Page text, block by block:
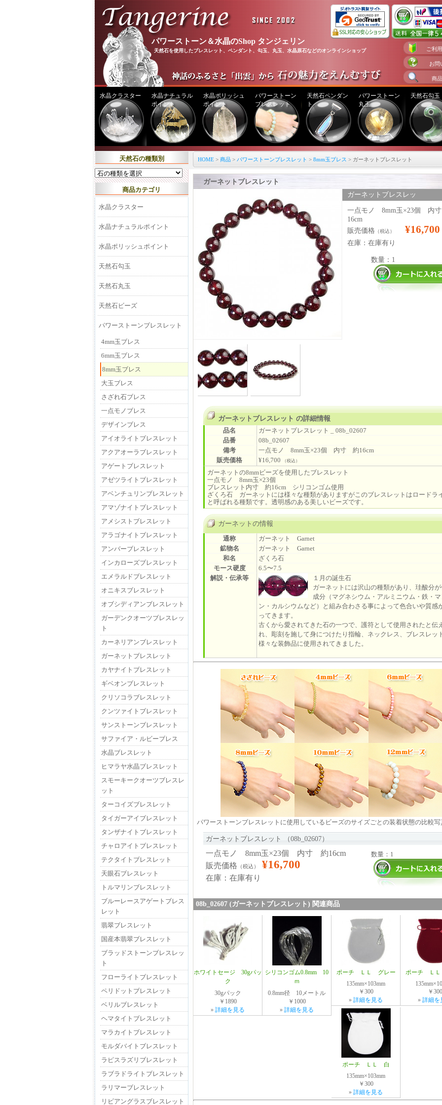
パワーストーン＆水晶のShop タンジェリン
天然石を使用したブレスレット、ペンダント、勾玉、丸玉、水晶原石などのオンラインショップ ご利
お問
商
水晶クラスター
水晶ナチュラル
ポイント
水晶ポリッシュ
ポイント
パワーストーン
ブレスレット
天然石ペンダン
ト
パワーストーン
丸玉
天然石勾玉
HOME > 商品 > パワーストーンブレスレット > 8mm玉ブレス > ガーネットブレスレット
ガーネットブレスレット
ガーネットブレスレッ
一点モノ 8mm玉×23個 内
16cm
販売価格 （税込） ¥16,700
在庫：在庫有り
数量：1
ガーネットブレスレット の詳細情報
品名
ガーネットブレスレット _ 08b_02607
品番
08b_02607
備考
一点モノ 8mm玉×23個 内寸 約16cm
販売価格
¥16,700 （税込）
ガーネットの8mmビーズを使用したブレスレット
一点モノ 8mm玉×23個
ブレスレット内寸 約16cm シリコンゴム使用
ざくろ石 ガーネットには様々な種類がありますがこのブレスレットはロードラ
と呼ばれる種類です。透明感のある美しいビーズです。
ガーネットの情報
通称
ガーネット Garnet
鉱物名
ガーネット Garnet
和名
ざくろ石
モース硬度
6.5〜7.5
解説・伝承等
１月の誕生石
ガーネットには沢山の種類があり、珪酸分
成分（マグネシウム・アルミニウム・鉄・
ン・カルシウムなど）と組み合わさる事によって色合いや質感
ってきます。
古くから愛されてきた石の一つで、護符として使用されたと伝
れ、彫刻を施して身につけたり指輪、ネックレス、ブレスレッ
様々な装飾品に使用されてきました。
パワーストーンブレスレットに使用しているビーズのサイズごとの装着状態の比較
ガーネットブレスレット （08b_02607）
数量：1
一点モノ 8mm玉×23個 内寸 約16cm
販売価格 （税込） ¥16,700
在庫：在庫有り
08b_02607 (ガーネットブレスレット) 関連商品
ホワイトセージ 30gパッ
ク
30gパック
￥1890
» 詳細を見る
シリコンゴム0.8mm 10
ｍ
0.8mm径 10メートル
￥1000
» 詳細を見る
ポーチ ＬＬ グレー
135mm×103mm
￥300
» 詳細を見る
ポーチ Ｌ
￥300
» 詳細を
ポーチ ＬＬ 白
135mm×103mm
￥300
» 詳細を見る
天然石の種類別
商品カテゴリ
水晶クラスター
水晶ナチュラルポイント
水晶ポリッシュポイント
天然石勾玉
天然石丸玉
天然石ビーズ
パワーストーンブレスレット
4mm玉ブレス
6mm玉ブレス
8mm玉ブレス
大玉ブレス
さざれ石ブレス
一点モノブレス
デザインブレス
アイオライトブレスレット
アクアオーラブレスレット
アゲートブレスレット
アゼツライトブレスレット
アベンチュリンブレスレット
アマゾナイトブレスレット
アメシストブレスレット
アラゴナイトブレスレット
アンバーブレスレット
インカローズブレスレット
エメラルドブレスレット
オニキスブレスレット
オブシディアンブレスレット
ガーデンクオーツブレスレッ
ト
カーネリアンブレスレット
ガーネットブレスレット
カヤナイトブレスレット
ギベオンブレスレット
クリソコラブレスレット
クンツァイトブレスレット
サンストーンブレスレット
サファイア・ルビーブレス
水晶ブレスレット
ヒマラヤ水晶ブレスレット
スモーキークオーツブレスレ
ット
ターコイズブレスレット
タイガーアイブレスレット
タンザナイトブレスレット
チャロアイトブレスレット
テクタイトブレスレット
天眼石ブレスレット
トルマリンブレスレット
ブルーレースアゲートブレス
レット
翡翠ブレスレット
国産本翡翠ブレスレット
ブラッドストーンブレスレッ
ト
フローライトブレスレット
ペリドットブレスレット
ベリルブレスレット
ヘマタイトブレスレット
マラカイトブレスレット
モルダバイトブレスレット
ラピスラズリブレスレット
ラブラドライトブレスレット
ラリマーブレスレット
リビアングラスブレスレット